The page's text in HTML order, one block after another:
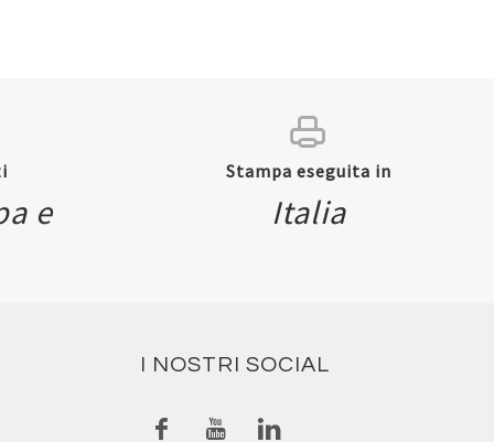
e
Stampa eseguita in
Italia
I NOSTRI SOCIAL